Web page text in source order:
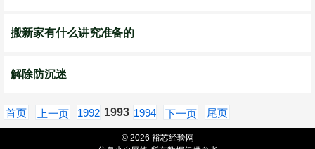
搬新家有什么讲究准备的
解除防沉迷
首页 上一页 1992 1993 1994 下一页 尾页
© 2026 裕芯经验网